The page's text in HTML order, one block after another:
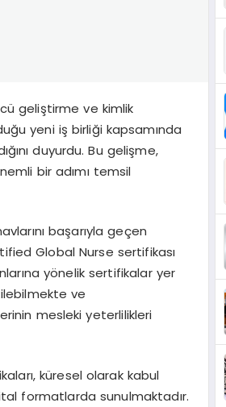
cügeliştirme ve kimlik
ğu yeni iş birliği kapsamında
ığınıduyurdu. Bu gelişme,
nemli bir adımı temsil
ını başarıyla geçen
Global Nurse sertifikası
ına yönelik sertifikalar yer
ve
mesleki yeterlilikleri
ı, küresel olarak kabul
formatlarda sunulmaktadır.